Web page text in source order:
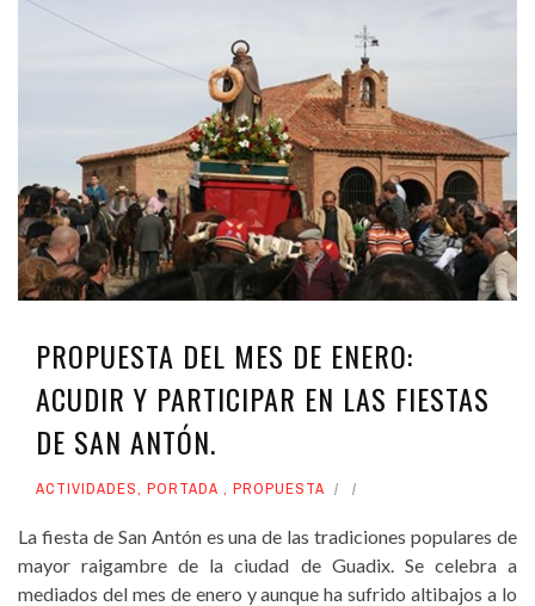
PROPUESTA DEL MES DE ENERO:
ACUDIR Y PARTICIPAR EN LAS FIESTAS
DE SAN ANTÓN.
ACTIVIDADES, PORTADA , PROPUESTA
La fiesta de San Antón es una de las tradiciones populares de
mayor raigambre de la ciudad de Guadix. Se celebra a
mediados del mes de enero y aunque ha sufrido altibajos a lo